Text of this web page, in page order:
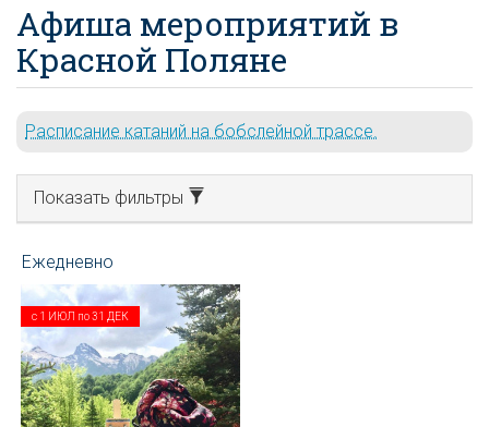
Афиша мероприятий в
Красной Поляне
Расписание катаний на бобслейной трассе.
Показать фильтры
с 1 ИЮЛ по31 ДЕК